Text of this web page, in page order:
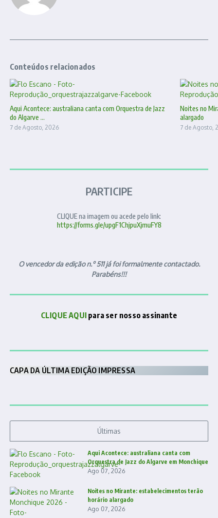
Conteúdos relacionados
Aqui Acontece: australiana canta com Orquestra de Jazz
do Algarve ...
7 de Agosto, 2026
Noites no
alargado
7 de Agosto,
PARTICIPE
CLIQUE na imagem ou acede pelo link:
https://forms.gle/upgF1ChjpuXjmuFY8
O vencedor da edição n.º 511 já foi formalmente contactado.
Parabéns!!!
CLIQUE AQUI para ser nosso assinante
CAPA DA ÚLTIMA EDIÇÃO IMPRESSA
Últimas
Aqui Acontece: australiana canta com
Orquestra de Jazz do Algarve em Monchique
Ago 07, 2026
Noites no Mirante: estabelecimentos terão
horário alargado
Ago 07, 2026